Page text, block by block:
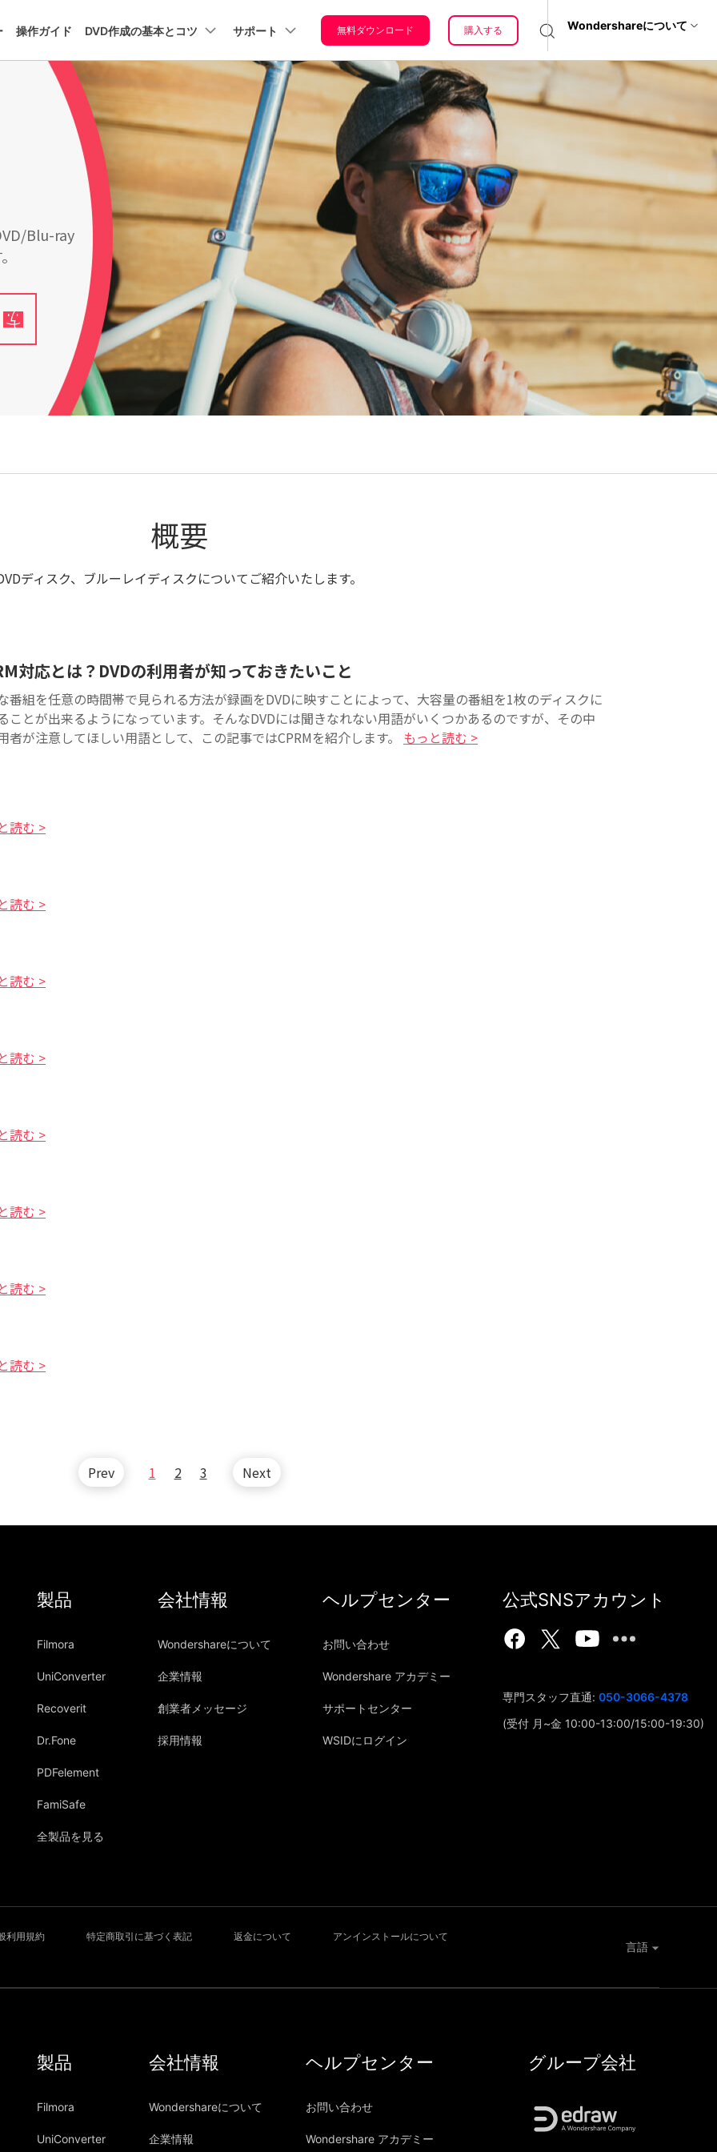
PDFelement
PDFelement Cloud
電子署名とクラウドサービス
HiPDF
PDF編集オンラインツール
ユーティリティ
データ復元・バックアップ
Recoverit
データ復元ソフト
Repairit
動画・写真・ファイル修復ソフト
Dr.Fone
スマートフォン管理ソフト
MobileTrans
スマホ間のデータ転送ソフト
FamiSafe
子供の安全を守るアプリ
会社情報
法人様向けお問い合わせ窓口
Wondershareについて
Wondershare製品一覧
法人・教育・パートナー
ン
EdrawMind
EdrawMax
動画編集＆変換
Filmora
UniConverter
データ復元・転送
Dr.Fone
Recoverit
企業情報
会社概要
創業者メッセージ
採用情報
プラン＆価格 サポート Wondershareについて
操作ガイド DVD作成の基本とコツ
で撮影
動画を
焼いて
生でき
に変換
ライド
ショー
の作り
Windowsでス
ライドショー
を簡単作成！
10「フォト」
でスライドシ
ョー作成
卒園・卒業記
念DVDの作成
ソフト・作り
光学デ
ィスク
DVD焼く前に
DVDの種類・
選び方を確認
してみよう！
音楽を焼くの
はCD-ROM？
CD-R？CDの
種類と容量と
は
DVDに用いら
れる規格PAL
とNTSCの違
サポート
ユーザーの声
サポートセンタ
ー
無料ダウンロード 購入する
Blu-ray
概要
ディスク、ブルーレイディスクについてご紹介いたします。
対応とは？DVDの利用者が知っておきたいこと
番組を任意の時間帯で見られる方法が録画をDVDに映すことによって、大容量の番組を1枚のディスクに
ことが出来るようになっています。そんなDVDには聞きなれない用語がいくつかあるのですが、その中
者が注意してほしい用語として、この記事ではCPRMを紹介します。 もっと読む >
読む >
読む >
読む >
読む >
読む >
読む >
読む >
読む >
Prev 1 2 3 Next
製品
Filmora
UniConverter
Recoverit
Dr.Fone
PDFelement
FamiSafe
全製品を見る
会社情報
Wondershareについて
企業情報
創業者メッセージ
採用情報
ヘルプセンター
お問い合わせ
Wondershare アカデミー
サポートセンター
WSIDにログイン
公式SNSアカウント
専門スタッフ直通: 050-3066-4378
(受付 月~金 10:00-13:00/15:00-19:30)
利用規約 特定商取引に基づく表記 返金について
アンインストールについて
言語
製品
Filmora
UniConverter
会社情報
Wondershareについて
企業情報
ヘルプセンター
お問い合わせ
Wondershare アカデミー
グループ会社